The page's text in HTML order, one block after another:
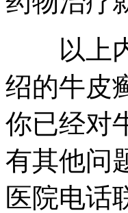
以上内
绍的牛皮
你已经对
有其他问
医院电话